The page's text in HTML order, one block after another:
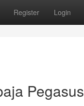
Register Login
Pegasus